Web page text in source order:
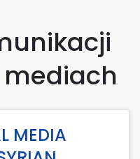
mediach
MEDIA